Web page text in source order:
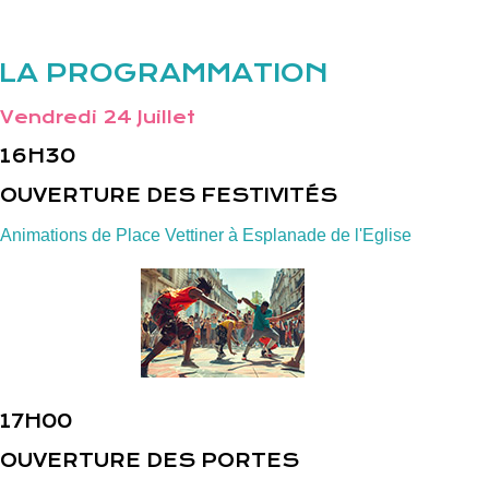
LA PROGRAMMATION
Vendredi 24 Juillet
16H30
OUVERTURE DES FESTIVITÉS
Animations de Place Vettiner à Esplanade de l'Eglise
17H00
OUVERTURE DES PORTES